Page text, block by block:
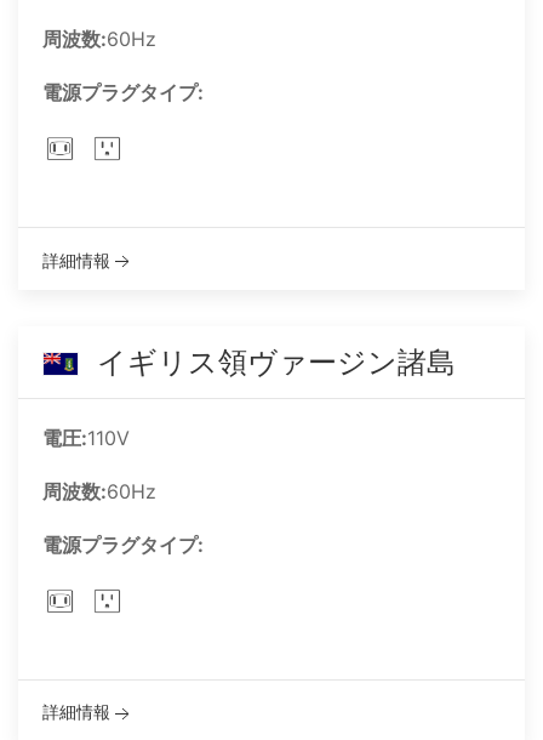
周波数:60Hz
電源プラグタイプ:
詳細情報
イギリス領ヴァージン諸島
電圧:110V
周波数:60Hz
電源プラグタイプ:
詳細情報